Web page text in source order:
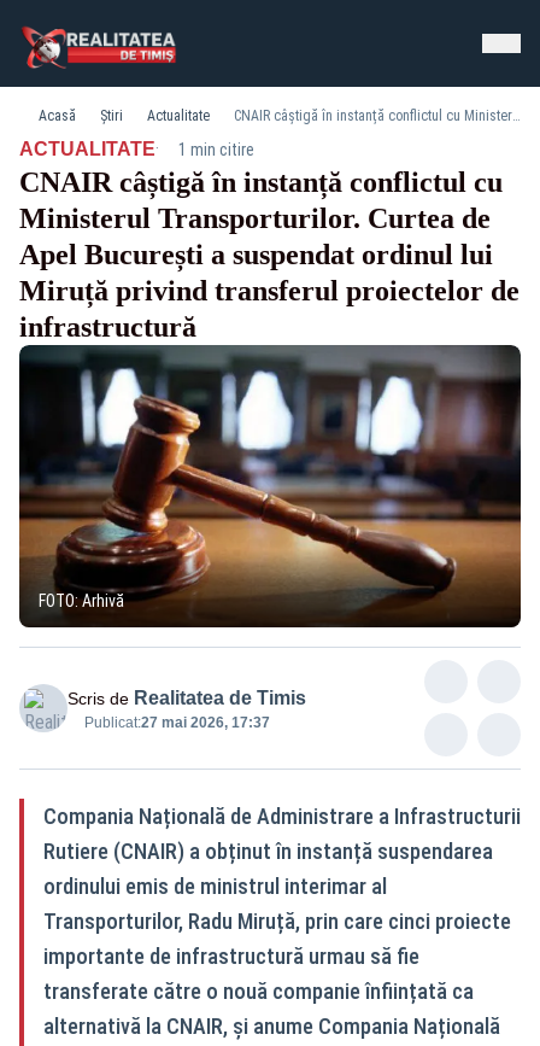
Acasă Știri Actualitate CNAIR câștigă în instanță conflictul cu Ministerul Transporturilor. Curtea de Apel București a suspendat ordinul lui Miruță privind transferul proiectelor de infrastructură
ACTUALITATE· 1 min citire
CNAIR câștigă în instanță conflictul cu
Ministerul Transporturilor. Curtea de
Apel București a suspendat ordinul lui
Miruță privind transferul proiectelor de
infrastructură
FOTO: Arhivă
Scris de Realitatea de Timis
Publicat:27 mai 2026, 17:37
Compania Națională de Administrare a Infrastructurii
Rutiere (CNAIR) a obținut în instanță suspendarea
ordinului emis de ministrul interimar al
Transporturilor, Radu Miruță, prin care cinci proiecte
importante de infrastructură urmau să fie
transferate către o nouă companie înființată ca
alternativă la CNAIR, și anume Compania Națională